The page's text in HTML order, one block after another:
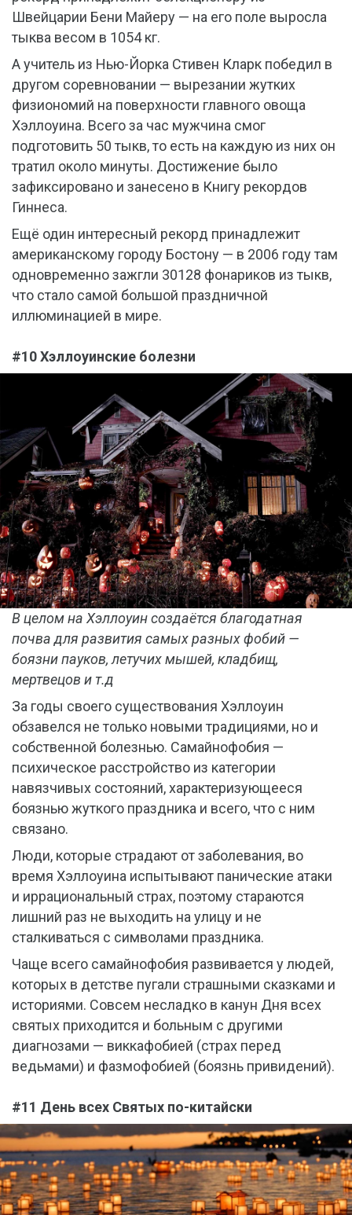
Швейцарии Бени Майеру — на его поле выросла
тыква весом в 1054 кг.
А учитель из Нью-Йорка Стивен Кларк победил в
другом соревновании — вырезании жутких
физиономий на поверхности главного овоща
Хэллоуина. Всего за час мужчина смог
подготовить 50 тыкв, то есть на каждую из них он
тратил около минуты. Достижение было
зафиксировано и занесено в Книгу рекордов
Гиннеса.
Ещё один интересный рекорд принадлежит
американскому городу Бостону — в 2006 году там
одновременно зажгли 30128 фонариков из тыкв,
что стало самой большой праздничной
иллюминацией в мире.
#10 Хэллоуинские болезни
В целом на Хэллоуин создаётся благодатная
почва для развития самых разных фобий —
боязни пауков, летучих мышей, кладбищ,
мертвецов и т.д
За годы своего существования Хэллоуин
обзавелся не только новыми традициями, но и
собственной болезнью. Самайнофобия —
психическое расстройство из категории
навязчивых состояний, характеризующееся
боязнью жуткого праздника и всего, что с ним
связано.
Люди, которые страдают от заболевания, во
время Хэллоуина испытывают панические атаки
и иррациональный страх, поэтому стараются
лишний раз не выходить на улицу и не
сталкиваться с символами праздника.
Чаще всего самайнофобия развивается у людей,
которых в детстве пугали страшными сказками и
историями. Совсем несладко в канун Дня всех
святых приходится и больным с другими
диагнозами — виккафобией (страх перед
ведьмами) и фазмофобией (боязнь привидений).
#11 День всех Святых по-китайски